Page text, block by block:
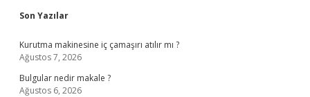
Sidebar
Son Yazılar
Kurutma makinesine iç çamaşırı atılır mı ?
Ağustos 7, 2026
Bulgular nedir makale ?
Ağustos 6, 2026